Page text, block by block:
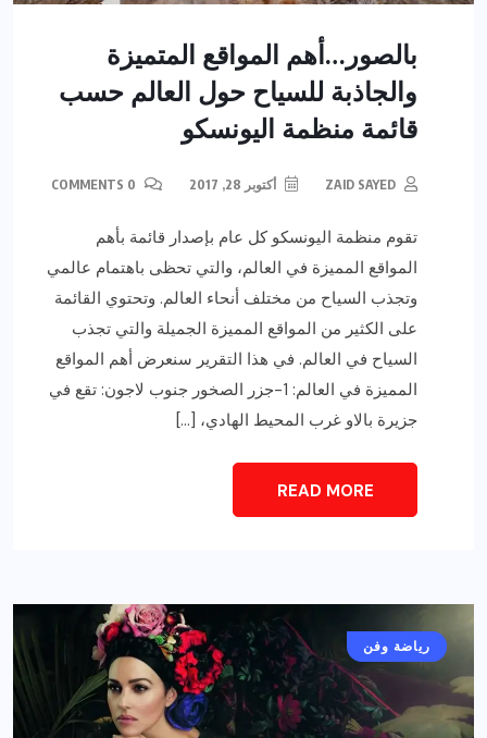
بالصور…أهم المواقع المتميزة
والجاذبة للسياح حول العالم حسب
قائمة منظمة اليونسكو
ZAID SAYED أكتوبر 28, 2017
تقوم منظمة اليونسكو كل عام بإصدار قائمة بأهم
المواقع المميزة في العالم، والتي تحظى باهتمام عالمي
وتجذب السياح من مختلف أنحاء العالم. وتحتوي القائمة
على الكثير من المواقع المميزة الجميلة والتي تجذب
السياح في العالم. في هذا التقرير سنعرض أهم المواقع
المميزة في العالم: 1-جزر الصخور جنوب لاجون: تقع في
جزيرة بالاو غرب المحيط الهادي، […]
READ MORE
أخبار عامة
رياضة وفن